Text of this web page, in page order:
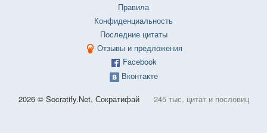
Правила
Конфиденциальность
Последние цитаты
Отзывы и предложения
Facebook
Вконтакте
2026 © Socratify.Net, Сократифай 245 тыс. цитат и пословиц